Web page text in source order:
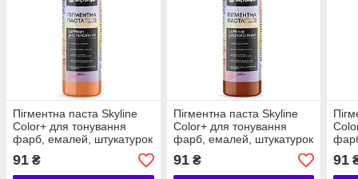
Пігментна паста Skyline
Color+ для тонування
фарб, емалей, штукатурок
91 ₴
Пігментна паста Skyline
Color+ для тонування
фарб, емалей, штукатурок
91₴ 91